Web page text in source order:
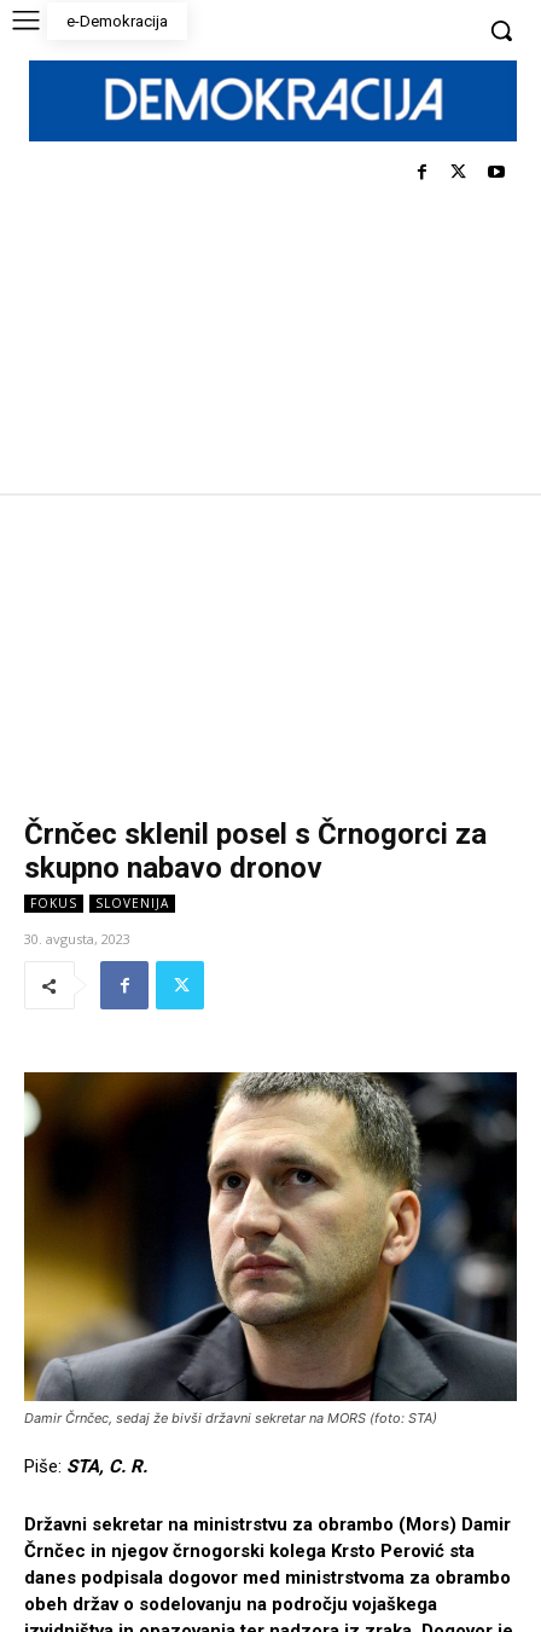
e-Demokracija
Črnčec sklenil posel s Črnogorci za
skupno nabavo dronov
FOKUS SLOVENIJA
30. avgusta, 2023
Damir Črnčec, sedaj že bivši državni sekretar na MORS (foto: STA)
Piše: STA, C. R.
Državni sekretar na ministrstvu za obrambo (Mors) Damir
Črnčec in njegov črnogorski kolega Krsto Perović sta
danes podpisala dogovor med ministrstvoma za obrambo
obeh držav o sodelovanju na področju vojaškega